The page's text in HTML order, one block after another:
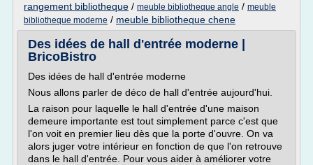
rangement bibliotheque / meuble bibliotheque angle / meuble
bibliotheque moderne / meuble bibliotheque chene
Des idées de hall d'entrée moderne |
BricoBistro
Des idées de hall d'entrée moderne
Nous allons parler de déco de hall d'entrée aujourd'hui.
La raison pour laquelle le hall d'entrée d'une maison
demeure importante est tout simplement parce c'est que
l'on voit en premier lieu dès que la porte d'ouvre. On va
alors juger votre intérieur en fonction de que l'on retrouve
dans le hall d'entrée. Pour vous aider à améliorer votre